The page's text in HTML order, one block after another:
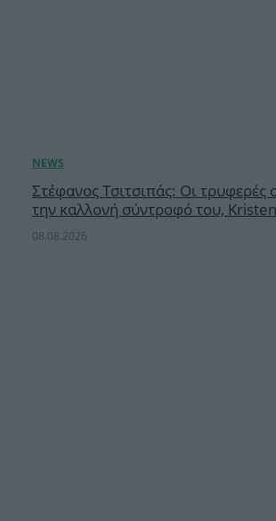
Στέφανος Τσιτσιπάς: Οι τρυφερές
την καλλονή σύντροφό του,
08.08.2026